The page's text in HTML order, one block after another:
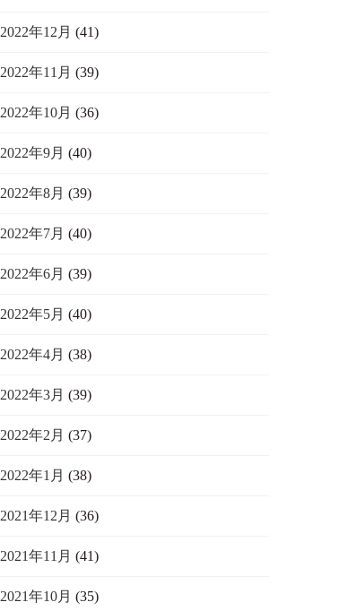
2022年12月 (41)
2022年11月 (39)
2022年10月 (36)
2022年9月 (40)
2022年8月 (39)
2022年7月 (40)
2022年6月 (39)
2022年5月 (40)
2022年4月 (38)
2022年3月 (39)
2022年2月 (37)
2022年1月 (38)
2021年12月 (36)
2021年11月 (41)
2021年10月 (35)